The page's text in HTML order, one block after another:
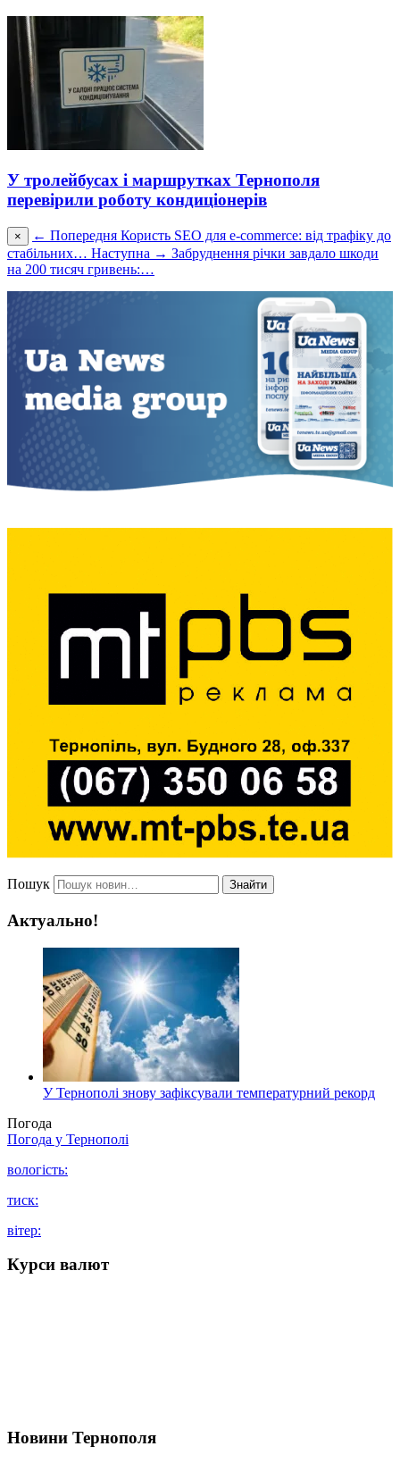
У тролейбусах і маршрутках Тернополя
перевірили роботу кондиціонерів
× ← Попередня Користь SEO для e-commerce: від трафіку до
стабільних… Наступна → Забруднення річки завдало шкоди
на 200 тисяч гривень:…
Пошук Знайти
Актуально!
У Тернополі знову зафіксували температурний рекорд
Погода
Погода у Тернополі
вологість:
тиск:
вітер:
Курси валют
Новини Тернополя